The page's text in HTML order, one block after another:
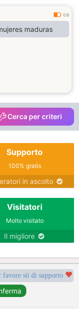
0.6
maduras
Cerca per criteri
Supporto
100% gratis
in ascolto
Visitatori
Molto visitato
Il migliore
sii di supporto